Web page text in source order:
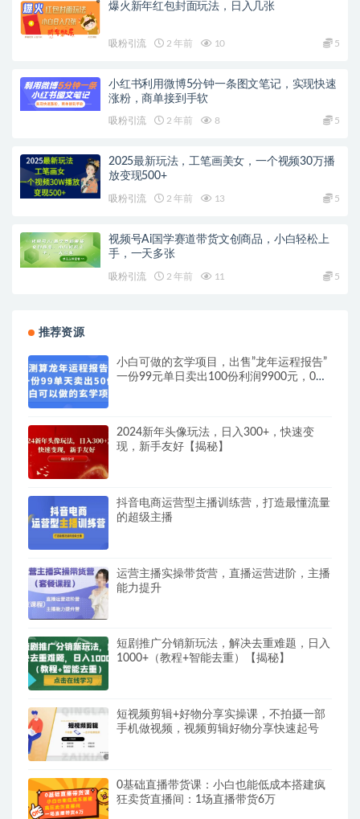
爆火新年红包封面玩法，日入几张
吸粉引流 2 年前 10 5
小红书利用微博5分钟一条图文笔记，实现快速
涨粉，商单接到手软
吸粉引流 2 年前 8 5
2025最新玩法，工笔画美女，一个视频30万播
放变现500+
吸粉引流 2 年前 13 5
视频号Ai国学赛道带货文创商品，小白轻松上
手，一天多张
吸粉引流 2 年前 11 5
推荐资源
小白可做的玄学项目，出售”龙年运程报告”
一份99元单日卖出100份利润9900元，0成
2024新年头像玩法，日入300+，快速变
现，新手友好【揭秘】
抖音电商运营型主播训练营，打造最懂流量
的超级主播
运营主播实操带货营，直播运营进阶，主播
能力提升
短剧推广分销新玩法，解决去重难题，日入
1000+（教程+智能去重）【揭秘】
短视频剪辑+好物分享实操课，​不拍摄一部
手机做视频，视频剪辑好物分享快速起号
0基础直播带货课：小白也能低成本搭建疯
狂卖货直播间：1场直播带货6万